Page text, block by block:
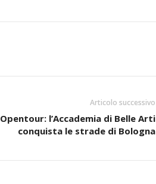
Articolo successivo
Opentour: l’Accademia di Belle Arti
conquista le strade di Bologna